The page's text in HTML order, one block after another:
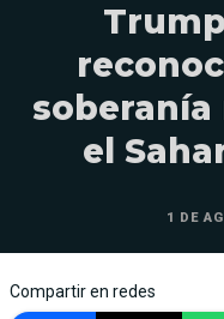
el
1 DE
Compartir en redes